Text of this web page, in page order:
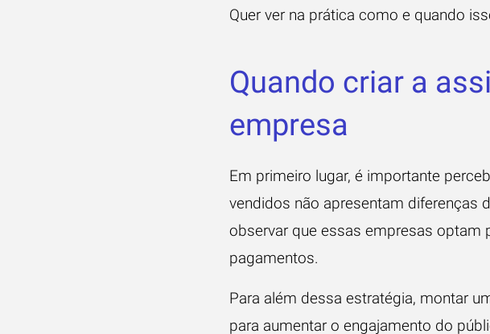
Quer ver na prática como e quando
Quando criar a
empresa
Em primeiro lugar, é importante
vendidos não apresentam diferenças
observar que essas empresas
pagamentos.
Para além dessa estratégia, montar
para aumentar o engajamento do